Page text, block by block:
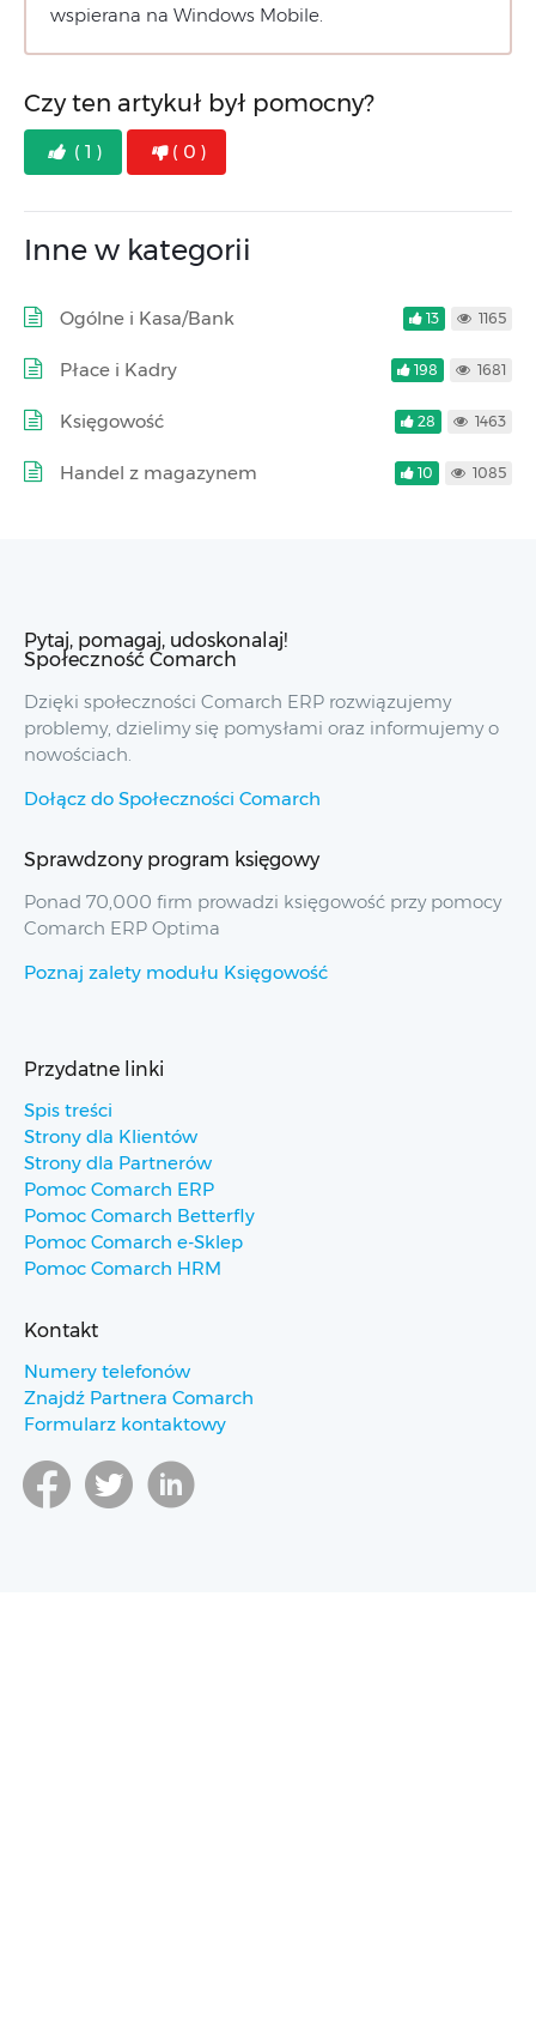
wspierana na Windows Mobile.
Czy ten artykuł był pomocny?
( 1 ) ( 0 )
Inne w kategorii
Ogólne i Kasa/Bank 13 1165
Płace i Kadry 198 1681
Księgowość 28 1463
Handel z magazynem 10 1085
Pytaj, pomagaj, udoskonalaj!
Społeczność Comarch
Dzięki społeczności Comarch ERP rozwiązujemy
problemy, dzielimy się pomysłami oraz informujemy o
nowościach.
Dołącz do Społeczności Comarch
Sprawdzony program księgowy
Ponad 70,000 firm prowadzi księgowość przy pomocy
Comarch ERP Optima
Poznaj zalety modułu Księgowość
Przydatne linki
Spis treści
Strony dla Klientów
Strony dla Partnerów
Pomoc Comarch ERP
Pomoc Comarch Betterfly
Pomoc Comarch e-Sklep
Pomoc Comarch HRM
Kontakt
Numery telefonów
Znajdź Partnera Comarch
Formularz kontaktowy